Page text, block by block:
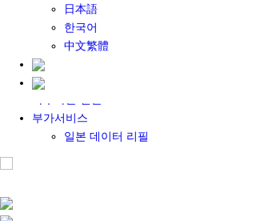
日本語
한국어
中文繁體
충전식 유심 카드
일본 데이터팩
한국 데이터팩
대여하기
부가서비스
일본 데이터 리필